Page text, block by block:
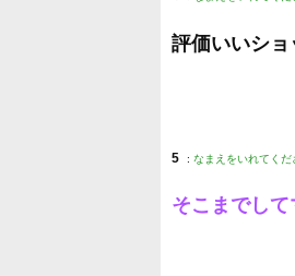
評価いいショ
5 : なまえをいれてくだ
そこまでして